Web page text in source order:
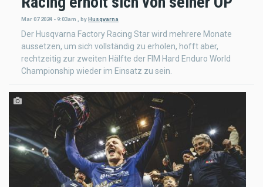
Mar 07 2024 - 9:03am , byHusqvarna
Der Husqvarna Factory Racing Star wird mehrere Monate
aussetzen, um sich vollständig zu erholen, hofft aber,
rechtzeitig zur zweiten Hälfte der FIM Hard Enduro World
Championship wieder im Einsatz zu sein.